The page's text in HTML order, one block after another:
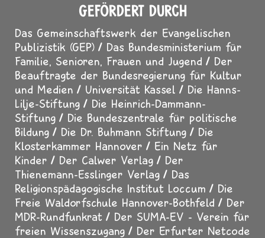
GEFÖRDERT DURCH
Das Gemeinschaftswerk der Evangelischen
Publizistik (GEP)
Das Bundesministerium für
Familie, Senioren, Frauen und Jugend
Der
Beauftragte der Bundesregierung für Kultur
und Medien
Universität Kassel
Die Hanns-
Lilje-Stiftung
Die Heinrich-Dammann-
Stiftung
Die Bundeszentrale für politische
Bildung
Die Dr. Buhmann Stiftung
Die
Klosterkammer Hannover
Ein Netz für
Kinder
Der Calwer Verlag
Der
Thienemann-Esslinger Verlag
Das
Religionspädagogische Institut Loccum
Die
Freie Waldorfschule Hannover-Bothfeld
Der
MDR-Rundfunkrat
Der SUMA-EV - Verein für
freien Wissenszugang
Der Erfurter Netcode